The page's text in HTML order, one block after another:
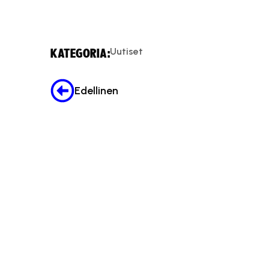
KATEGORIA:Uutiset
Edellinen